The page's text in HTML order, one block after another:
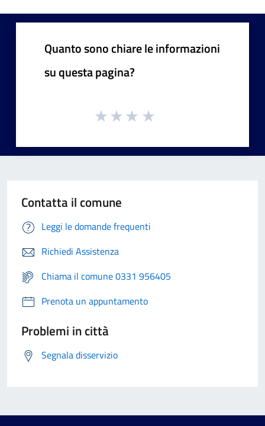
Quanto sono chiare le informazioni
su questa pagina?
Contatta il comune
Leggi le domande frequenti
Richiedi Assistenza
Chiama il comune 0331 956405
Prenota un appuntamento
Problemi in città
Segnala disservizio